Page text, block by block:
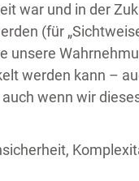
war und in der
(für
unsere
werden kann –
wenn wir